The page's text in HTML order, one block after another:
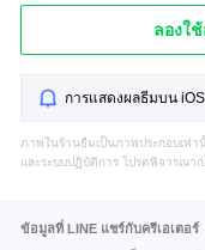
ลองใ
การแสดงผลธีมบน
ภาพในร้านธีมเป็นภาพประกอบเท่
และระบบปฏิบัติการ โปรดพิจารณา
ข้อมูลที่ LINE แชร์กับครีเอเตอร์